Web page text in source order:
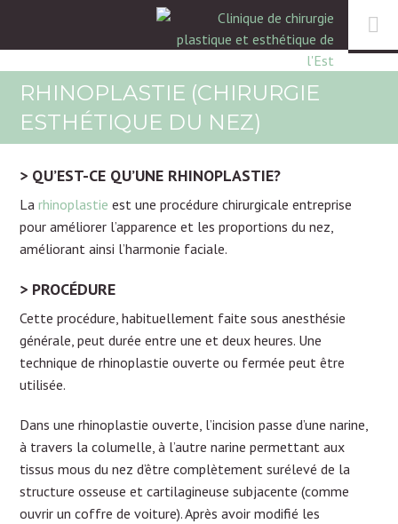
RHINOPLASTIE (CHIRURGIE
ESTHÉTIQUE DU NEZ)
QU’EST-CE QU’UNE RHINOPLASTIE?
Larhinoplastie est une procédure chirurgicale entreprise
pour améliorer l’apparence et les proportions du nez,
améliorant ainsi l’harmonie faciale.
PROCÉDURE
Cette procédure, habituellement faite sous anesthésie
générale, peut durée entre une et deux heures. Une
technique de rhinoplastie ouverte ou fermée peut être
utilisée.
Dans une rhinoplastie ouverte, l’incision passe d’une narine,
à travers la columelle, à l’autre narine permettant aux
tissus mous du nez d’être complètement surélevé de la
structure osseuse et cartilagineuse subjacente (comme
ouvrir un coffre de voiture). Après avoir modifié les